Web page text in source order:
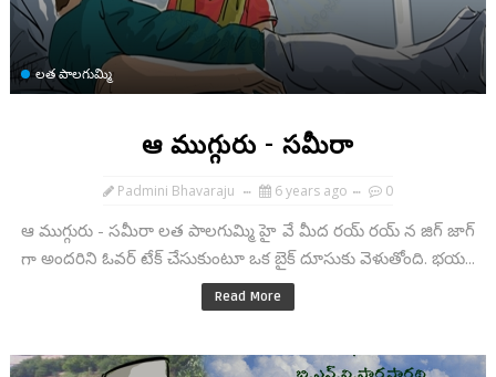
లత పాలగుమ్మి
ఆ ముగ్గురు - సమీరా
Padmini Bhavaraju 6 years ago 0
ఆ ముగ్గురు - సమీరా లత పాలగుమ్మి హై వే మీద రయ్ రయ్ న జిగ్ జాగ్
గా అందరిని ఓవర్ టేక్ చేసుకుంటూ ఒక బైక్ దూసుకు వెళుతోంది. భయ...
Read More